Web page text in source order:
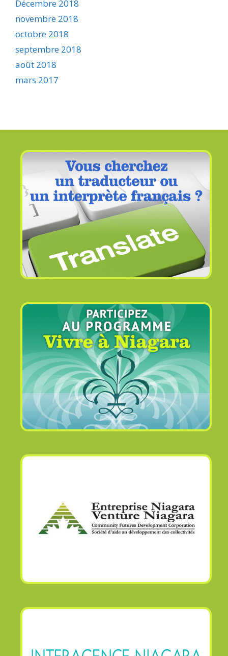
Décembre 2018
novembre 2018
octobre 2018
septembre 2018
août 2018
mars 2017